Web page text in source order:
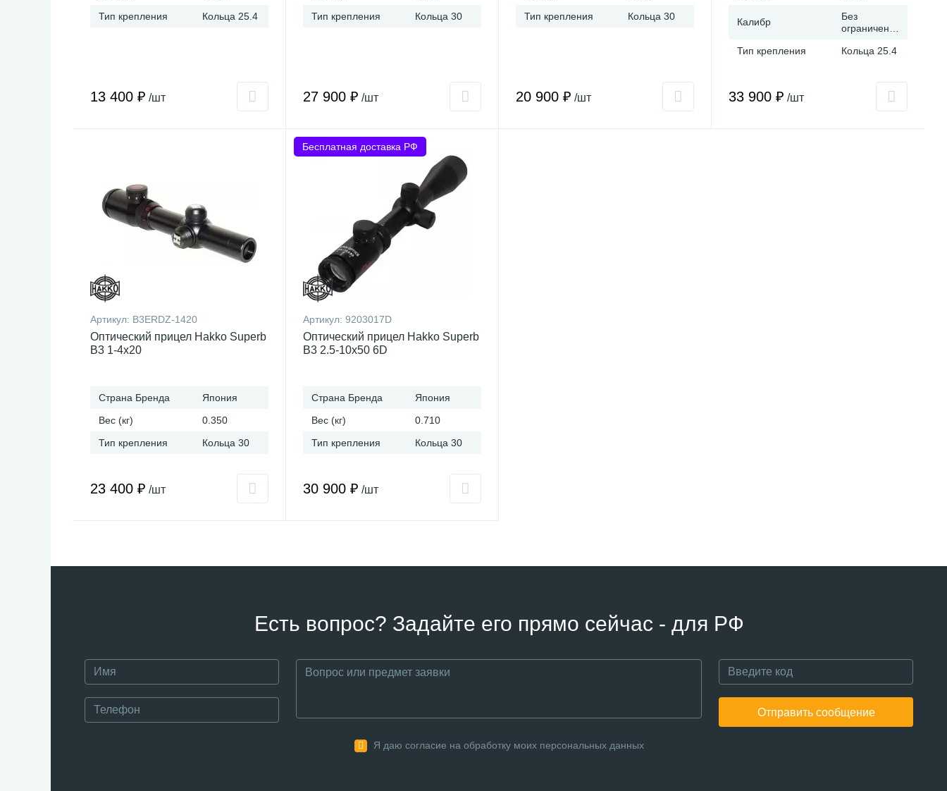
Тип крепления
Кольца 25.4
13 400 ₽ /шт
Тип крепления
Кольца 30
27 900 ₽ /шт
Тип крепления
Кольца 30
20 900 ₽ /шт
Калибр
Без
Тип крепления
Кольца 25.4
33 900 ₽ /шт
Артикул: B3ERDZ-1420
Оптический прицел Hakko Superb
B3 1-4x20
Страна Бренда
Япония
Вес (кг)
0.350
Тип крепления
Кольца 30
23 400 ₽ /шт
Бесплатная доставка РФ
Артикул: 9203017D
Оптический прицел Hakko Superb
B3 2.5-10x50 6D
Страна Бренда
Япония
Вес (кг)
0.710
Тип крепления
Кольца 30
30 900 ₽ /шт
Есть вопрос? Задайте его прямо сейчас - для РФ
Отправить сообщение
Я даю согласие на обработку моих персональных данных